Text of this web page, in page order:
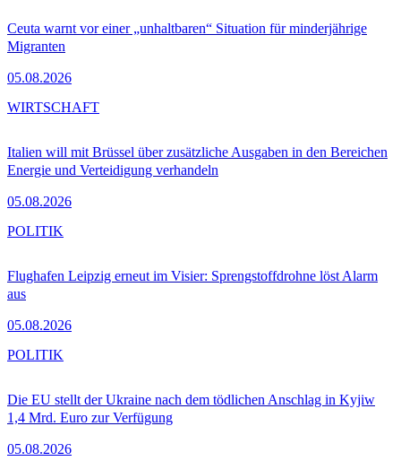
Ceuta warnt vor einer „unhaltbaren“ Situation für minderjährige
Migranten
05.08.2026
Italien will mit Brüssel über zusätzliche Ausgaben in den Bereichen
Energie und Verteidigung verhandeln
05.08.2026
WIRTSCHAFT
Flughafen Leipzig erneut im Visier: Sprengstoffdrohne löst Alarm
aus
05.08.2026
POLITIK
Die EU stellt der Ukraine nach dem tödlichen Anschlag in Kyjiw
1,4 Mrd. Euro zur Verfügung
05.08.2026
POLITIK